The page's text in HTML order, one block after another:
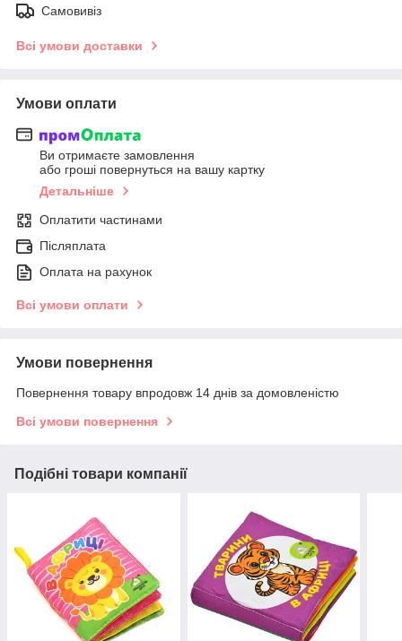
Самовивіз
Всі умови доставки
Умови оплати
Ви отримаєте замовлення
або гроші повернуться на вашу картку
Детальніше
Оплатити частинами
Післяплата
Оплата на рахунок
Всі умови оплати
Умови повернення
Повернення товару впродовж 14 днів за домовленістю
Всі умови повернення
Подібні товари компанії